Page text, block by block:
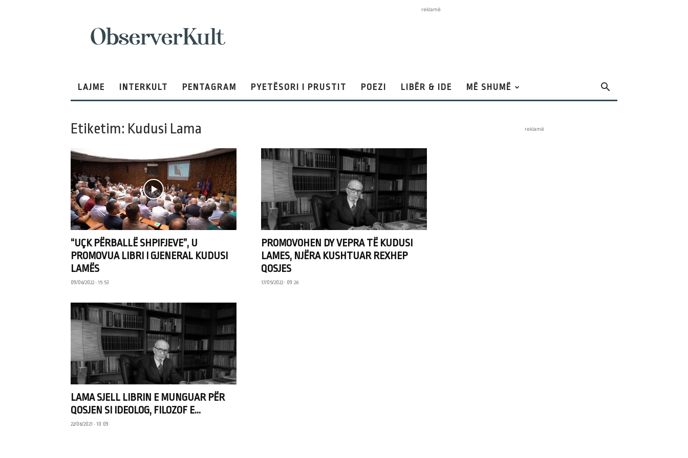
reklamë
LAJME INTERKULT PENTAGRAM PYETËSORI I PRUSTIT POEZI LIBËR & IDE MË SHUMË
Etiketim: Kudusi Lama
“UÇK PËRBALLË SHPIFJEVE”, U
PROMOVUA LIBRI I GJENERAL KUDUSI
LAMËS
09/06/2022 • 15:53
PROMOVOHEN DY VEPRA TË KUDUSI
LAMES, NJËRA KUSHTUAR REXHEP
QOSJES
17/05/2022 • 09:26
LAMA SJELL LIBRIN E MUNGUAR PËR
QOSJEN SI IDEOLOG, FILOZOF E...
22/06/2021 • 10:09
reklamë